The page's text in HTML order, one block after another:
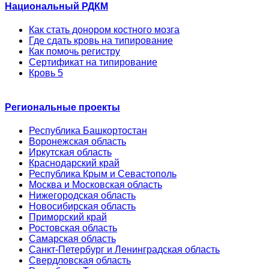
Национальный РДКМ
Как стать донором костного мозга
Где сдать кровь на типирование
Как помочь регистру
Сертификат на типирование
Кровь 5
Региональные проекты
Республика Башкортостан
Воронежская область
Иркутская область
Краснодарский край
Республика Крым и Севастополь
Москва и Московская область
Нижегородская область
Новосибирская область
Приморский край
Ростовская область
Самарская область
Санкт-Петербург и Ленинградская область
Свердловская область